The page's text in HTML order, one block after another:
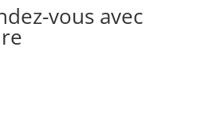
vous avec